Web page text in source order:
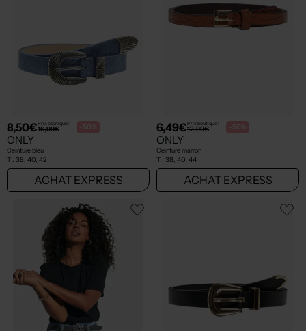
8,50€Prix boutique :
16,99€ -50%
ONLY
Ceinture bleu
T : 38, 40, 42
ACHAT EXPRESS
6,49€Prix boutique :
12,99€ -50%
ONLY
Ceinture marron
T : 38, 40, 44
ACHAT EXPRESS